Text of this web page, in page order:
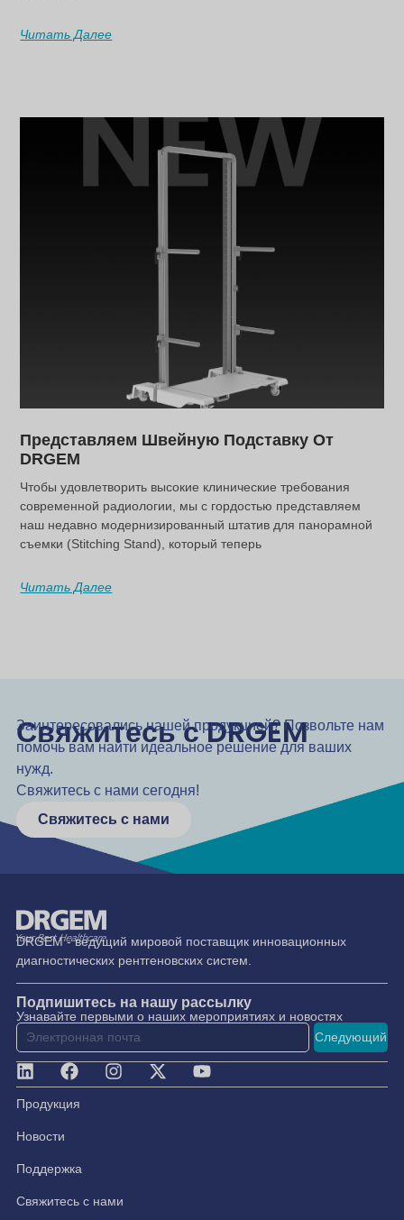
Читать Далее
Представляем Швейную Подставку От
DRGEM
Чтобы удовлетворить высокие клинические требования
современной радиологии, мы с гордостью представляем
наш недавно модернизированный штатив для панорамной
съемки (Stitching Stand), который теперь
Читать Далее
Свяжитесь с DRGEM
Заинтересовались нашей продукцией? Позвольте нам
помочь вам найти идеальное решение для ваших
нужд.
Свяжитесь с нами сегодня!
Свяжитесь с нами
DRGEM - ведущий мировой поставщик инновационных
диагностических рентгеновских систем.
Подпишитесь на нашу рассылку
Узнавайте первыми о наших мероприятиях и новостях
Следующий
Продукция
Новости
Поддержка
Свяжитесь с нами